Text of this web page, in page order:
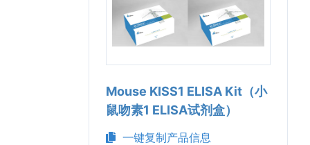
Mouse KISS1 ELISA Kit（小
鼠吻素1 ELISA试剂盒）
一键复制产品信息